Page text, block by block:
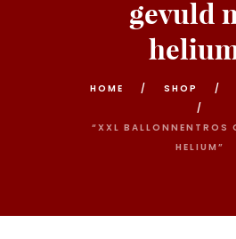
gevuld
HOME SHOP
“XXL BALLONNENTROS
HELIUM”